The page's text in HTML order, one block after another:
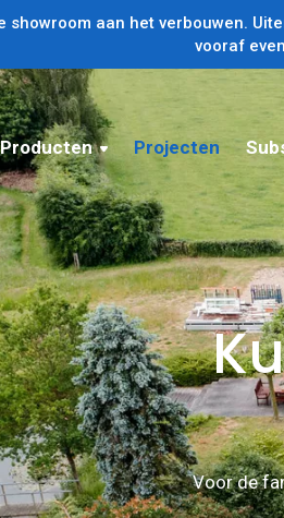
showroom aan het verbouwen.
vooraf
Producten Projecten
Voor de